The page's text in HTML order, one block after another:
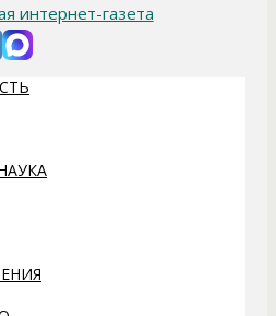
интернет-газета